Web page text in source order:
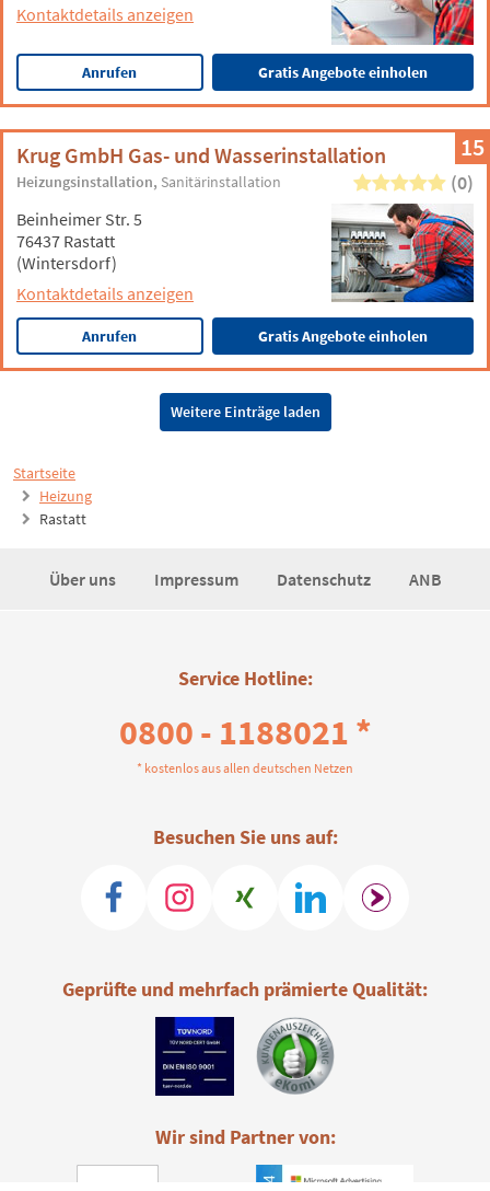
Startseite
Heizung
Rastatt
Kontaktdetails anzeigen
Anrufen Gratis Angebote einholen
15
Krug GmbH Gas- und Wasserinstallation
Heizungsinstallation Sanitärinstallation (0)
Beinheimer Str. 5
76437 Rastatt
(Wintersdorf)
Kontaktdetails anzeigen
Anrufen Gratis Angebote einholen
Weitere Einträge laden
Über uns Impressum Datenschutz ANB
Service Hotline:
0800 - 1188021 *
* kostenlos aus allen deutschen Netzen
Besuchen Sie uns auf:
Geprüfte und mehrfach prämierte Qualität:
Wir sind Partner von: